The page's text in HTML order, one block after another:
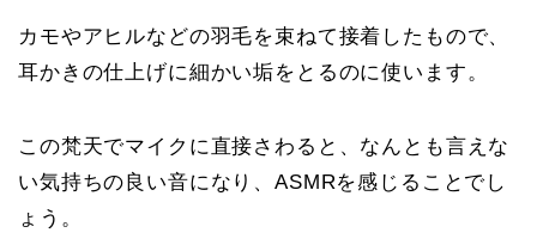
カモやアヒルなどの羽毛を束ねて接着したもので、
耳かきの仕上げに細かい垢をとるのに使います。
この梵天でマイクに直接さわると、なんとも言えな
い気持ちの良い音になり、ASMRを感じることでし
ょう。